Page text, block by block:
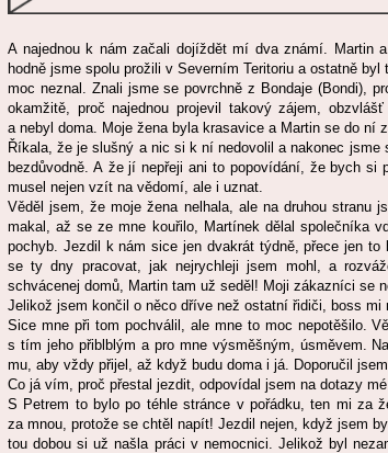
A najednou k nám začali dojíždět mí dva známí. Martin
hodně jsme spolu prožili v Severním Teritoriu a ostatně
moc neznal. Znali jsme se povrchně z Bondaje (Bondi),
okamžitě, proč najednou projevil takový zájem,
a nebyl doma. Moje žena byla krasavice a Martin se do ní
Říkala, že je slušný a nic si k ní nedovolil a nakonec
bezdůvodně. A že jí nepřeji ani to popovídání, že bych
musel nejen vzít na vědomí, ale i uznat.
Věděl jsem, že moje žena nelhala, ale na druhou stranu
makal, až se ze mne kouřilo, Martínek dělal společníka
pochyb. Jezdil k nám sice jen dvakrát týdně, přece jen
se ty dny pracovat, jak nejrychleji jsem mohl, a
schvácenej domů, Martin tam už seděl! Moji zákazníci se
Jelikož jsem končil o něco dříve než ostatní řidiči, boss
Sice mne při tom pochválil, ale mne to moc nepotěšilo.
s tím jeho přiblblým a pro mne výsměšným, úsměvem.
mu, aby vždy přijel, až když budu doma i já. Doporučil
Co já vím, proč přestal jezdit, odpovídal jsem na dotazy
S Petrem to bylo po téhle stránce v pořádku, ten mi za
za mnou, protože se chtěl napít! Jezdil nejen, když jsem
tou dobou si už našla práci v nemocnici. Jelikož byl